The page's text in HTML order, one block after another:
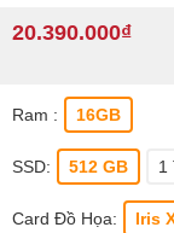
20.390.000₫
Ram : 16GB
SSD: 512 GB 1
Card Đồ Họa: Iris